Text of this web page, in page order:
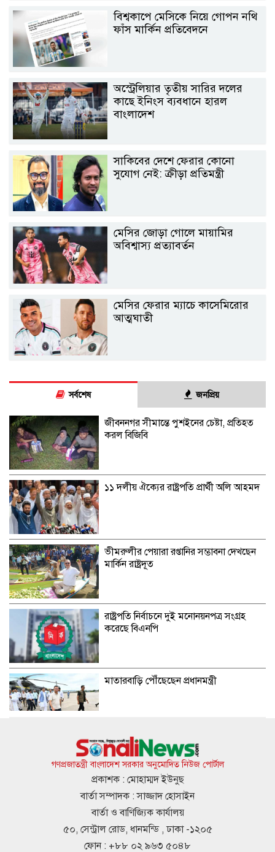
বিশ্বকাপে মেসিকে নিয়ে গোপন নথি
ফাঁস মার্কিন প্রতিবেদনে
অস্ট্রেলিয়ার তৃতীয় সারির দলের
কাছে ইনিংস ব্যবধানে হারল
বাংলাদেশ
সাকিবের দেশে ফেরার কোনো
সুযোগ নেই: ক্রীড়া প্রতিমন্ত্রী
মেসির জোড়া গোলে মায়ামির
অবিশ্বাস্য প্রত্যাবর্তন
মেসির ফেরার ম্যাচে কাসেমিরোর
আত্মঘাতী
সর্বশেষ জনপ্রিয়
জীবননগর সীমান্তে পুশইনের চেষ্টা, প্রতিহত
করল বিজিবি
১১ দলীয় ঐক্যের রাষ্ট্রপতি প্রার্থী অলি আহমদ
ভীমরুলীর পেয়ারা রপ্তানির সম্ভাবনা দেখছেন
মার্কিন রাষ্ট্রদূত
রাষ্ট্রপতি নির্বাচনে দুই মনোনয়নপত্র সংগ্রহ
করেছে বিএনপি
মাতারবাড়ি পৌঁছেছেন প্রধানমন্ত্রী
ব্যক্তি বিনিয়োগ কমেছে ট্রেজারি বিল-বন্ডে
এসএসসির ফল প্রকাশ আগামীকাল, যেভাবে
সবার ফল পাবেন
গণপ্রজাতন্ত্রী বাংলাদেশ সরকার অনুমোদিত নিউজ পোর্টাল
প্রকাশক : মোহাম্মদ ইউনুছ
বার্তা সম্পাদক : সাজ্জাদ হোসাইন
বার্তা ও বাণিজ্যিক কার্যালয়
৫০, সেন্ট্রাল রোড, ধানমন্ডি , ঢাকা -১২০৫
ফোন : +৮৮ ০২ ৯৬৩ ৫০৪৮